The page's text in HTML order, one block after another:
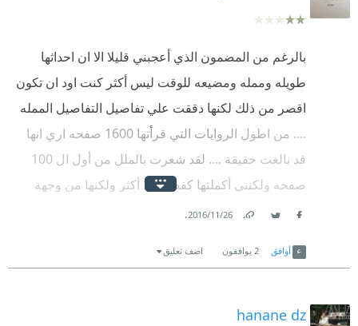
بالرغم من المضمون الذي أعجبني قليلا الا ان احداثها
طويله وممله ومضيعه للوقت ليس أكثر كنت اود ان تكون
اقصر من ذلك لكنها دققت علي تفاصيل التفاصيل الممله
.... من اطول الروايات التي قرأتها 1600 صفحه اري انها
قد بالغت حقيقة .... لقد شعرت بالملل من أول ال 100
صفحه ولكنني أكملتها كفضول لا أكثر ولكنها من وجهة
نظري لا تستحق هذه الشهره المبالغ فيها... كانت ستكون
26‏/11‏/2016
.
أوافق 2 يوافقون اضف تعليق
hanane dz